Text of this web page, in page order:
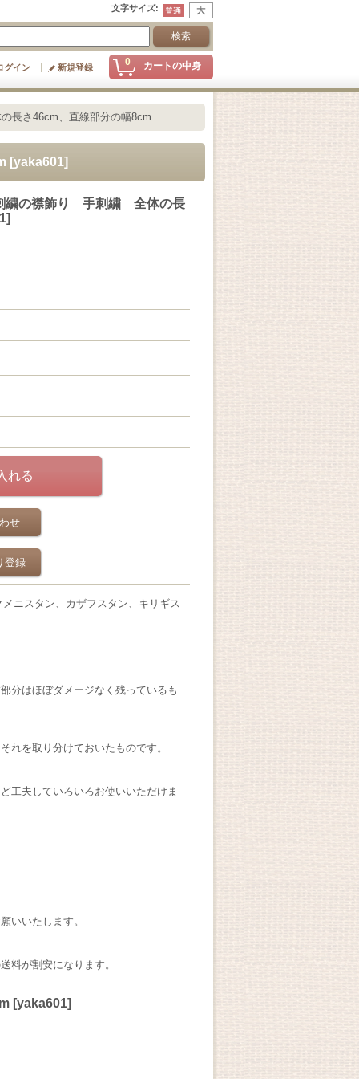
文字サイズ:
0 カートの中身
グイン 新規登録
さ46cm、直線部分の幅8cm
[yaka601]
繍の襟飾り 手刺繍 全体の長
]
せ
登録
ニスタン、カザフスタン、キリギス
分はほぼダメージなく残っているも
れを取り分けておいたものです。
工夫していろいろお使いいただけま
いいたします。
料が割安になります。
[yaka601]